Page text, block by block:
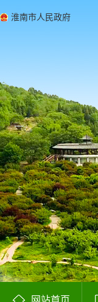
淮南市人民政府
网站首页